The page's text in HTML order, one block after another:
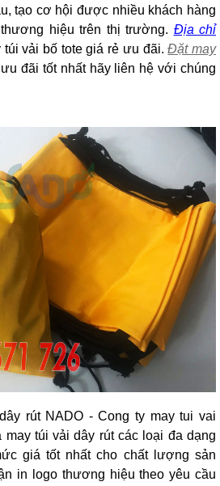
tạo cơ hội được nhiều khách hàng
hiệu trên thị trường. Địa chỉ
túi vải bố tote giá rẻ ưu đãi.Đặt may
ưu đãi tốt nhất hãy liên hệ với chúng
rút NADO - Cong ty may tui vai
may túi vải dây rút các loại đa dạng
giá tốt nhất cho chất lượng sản
in logo thương hiệu theo yêu cầu